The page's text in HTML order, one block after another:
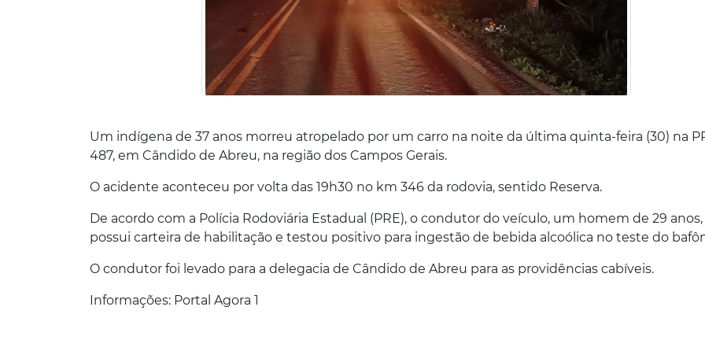
Um indígena de 37 anos morreu atropelado por um carro na noite da última quinta-feira (30) na
487, em Cândido de Abreu, na região dos Campos Gerais.
O acidente aconteceu por volta das 19h30 no km 346 da rodovia, sentido Reserva.
De acordo com a Polícia Rodoviária Estadual (PRE), o condutor do veículo, um homem de 29
possui carteira de habilitação e testou positivo para ingestão de bebida alcoólica no teste do
O condutor foi levado para a delegacia de Cândido de Abreu para as providências cabíveis.
Informações: Portal Agora 1